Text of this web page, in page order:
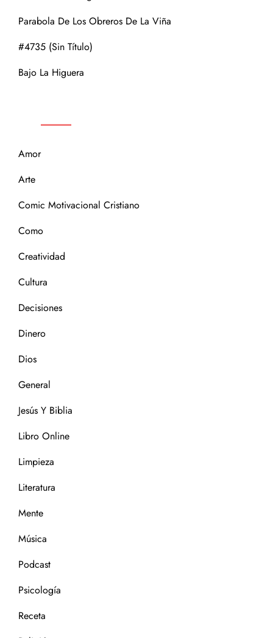
Parabola De Los Obreros De La Viña
#4735 (sin Título)
Bajo La Higuera
Amor
Arte
Comic Motivacional Cristiano
Como
Creatividad
Cultura
Decisiones
Dinero
Dios
General
Jesús Y Biblia
Libro Online
Limpieza
Literatura
Mente
Música
Podcast
Psicología
Receta